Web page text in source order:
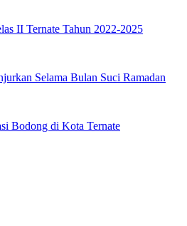
II Ternate Tahun 2022-2025
Selama Bulan Suci Ramadan
Bodong di Kota Ternate